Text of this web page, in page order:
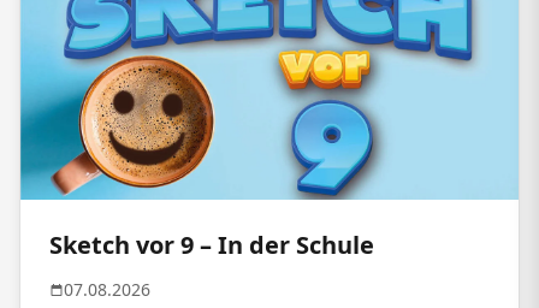
Sketch vor 9 – In der Schule
07.08.2026